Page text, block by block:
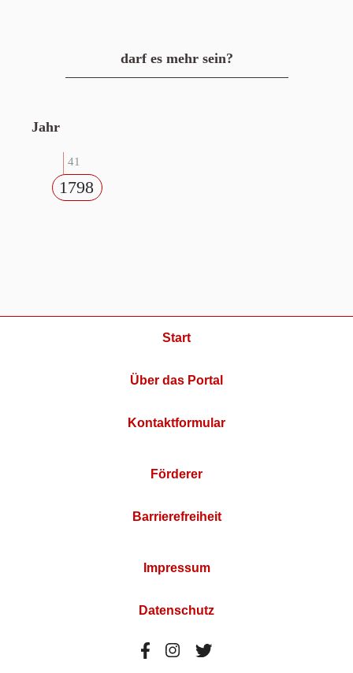
darf es mehr sein?
Jahr
41
1798
Start
Über das Portal
Kontaktformular
Förderer
Barrierefreiheit
Impressum
Datenschutz